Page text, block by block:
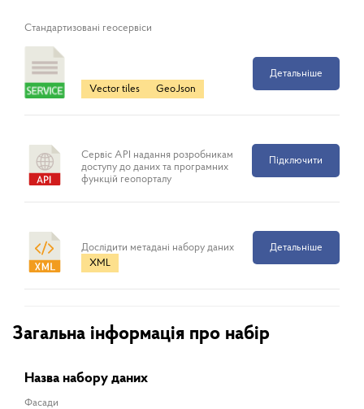
Cтандартизовані геосервіси
Vector tiles GeoJson
Детальніше
Сервіс API надання розробникам
доступу до даних та програмних
функцій геопорталу
Підключити
Дослідити метадані набору даних
XML
Детальніше
Загальна інформація про набір
Назва набору даних
Фасади